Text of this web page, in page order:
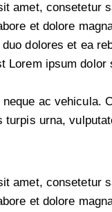
amet, consetetur
et dolore
dolores et ea
Lorem ipsum dolor
ac vehicula.
turpis urna,
amet, consetetur
et dolore